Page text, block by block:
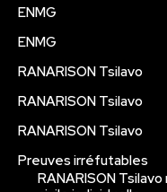
ENMG
ENMG
RANARISON Tsilavo
RANARISON Tsilavo
RANARISON Tsilavo
Preuves irréfutables
RANARISON